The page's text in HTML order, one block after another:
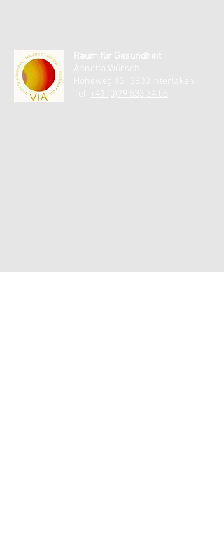
Raum für Gesundheit
Annetta Würsch
Höheweg 15 | 3800 Interlaken
Tel.